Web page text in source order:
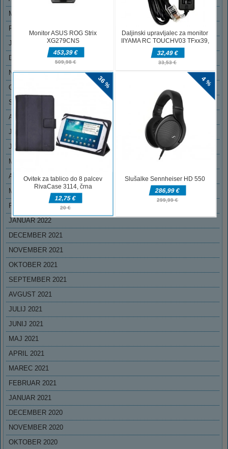
MAREC 2023
FEBRUAR 2023
JANUAR 2023
DECEMBER 2022
NOVEMBER 2022
OKTOBER 2022
SEPTEMBER 2022
AVGUST 2022
JULIJ 2022
JUNIJ 2022
MAJ 2022
APRIL 2022
MAREC 2022
FEBRUAR 2022
JANUAR 2022
DECEMBER 2021
NOVEMBER 2021
OKTOBER 2021
SEPTEMBER 2021
AVGUST 2021
JULIJ 2021
JUNIJ 2021
MAJ 2021
APRIL 2021
MAREC 2021
FEBRUAR 2021
JANUAR 2021
DECEMBER 2020
NOVEMBER 2020
OKTOBER 2020